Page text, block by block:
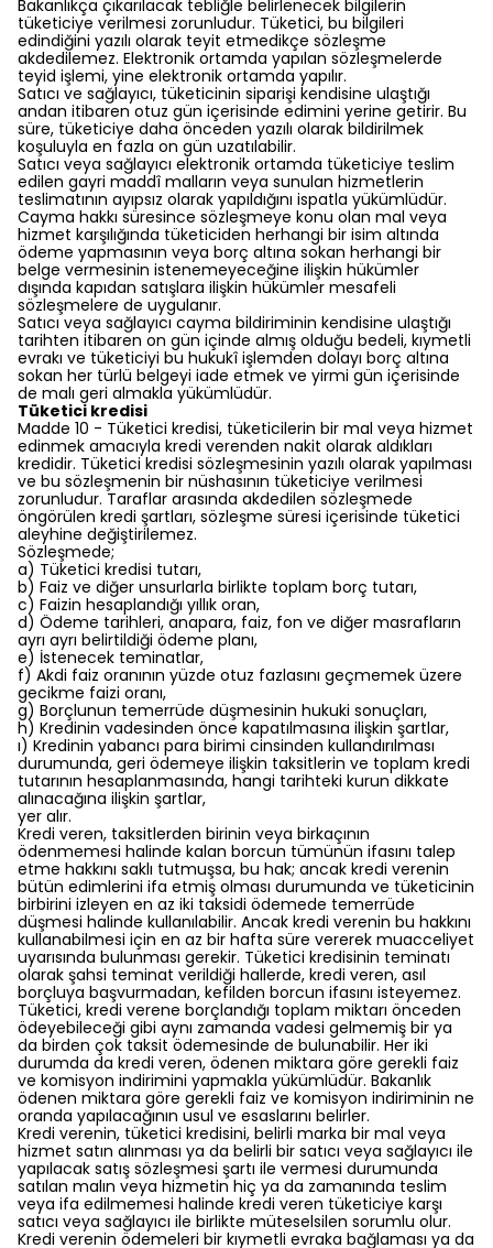
Bakanlıkça çıkarılacak tebliğle belirlenecek bilgilerin
tüketiciye verilmesi zorunludur. Tüketici, bu bilgileri
edindiğini yazılı olarak teyit etmedikçe sözleşme
akdedilemez. Elektronik ortamda yapılan sözleşmelerde
teyid işlemi, yine elektronik ortamda yapılır.
Satıcı ve sağlayıcı, tüketicinin siparişi kendisine ulaştığı
andan itibaren otuz gün içerisinde edimini yerine getirir. Bu
süre, tüketiciye daha önceden yazılı olarak bildirilmek
koşuluyla en fazla on gün uzatılabilir.
Satıcı veya sağlayıcı elektronik ortamda tüketiciye teslim
edilen gayri maddî malların veya sunulan hizmetlerin
teslimatının ayıpsız olarak yapıldığını ispatla yükümlüdür.
Cayma hakkı süresince sözleşmeye konu olan mal veya
hizmet karşılığında tüketiciden herhangi bir isim altında
ödeme yapmasının veya borç altına sokan herhangi bir
belge vermesinin istenemeyeceğine ilişkin hükümler
dışında kapıdan satışlara ilişkin hükümler mesafeli
sözleşmelere de uygulanır.
Satıcı veya sağlayıcı cayma bildiriminin kendisine ulaştığı
tarihten itibaren on gün içinde almış olduğu bedeli, kıymetli
evrakı ve tüketiciyi bu hukukî işlemden dolayı borç altına
sokan her türlü belgeyi iade etmek ve yirmi gün içerisinde
de malı geri almakla yükümlüdür.
Tüketici kredisi
Madde 10 - Tüketici kredisi, tüketicilerin bir mal veya hizmet
edinmek amacıyla kredi verenden nakit olarak aldıkları
kredidir. Tüketici kredisi sözleşmesinin yazılı olarak yapılması
ve bu sözleşmenin bir nüshasının tüketiciye verilmesi
zorunludur. Taraflar arasında akdedilen sözleşmede
öngörülen kredi şartları, sözleşme süresi içerisinde tüketici
aleyhine değiştirilemez.
Sözleşmede;
a) Tüketici kredisi tutarı,
b) Faiz ve diğer unsurlarla birlikte toplam borç tutarı,
c) Faizin hesaplandığı yıllık oran,
d) Ödeme tarihleri, anapara, faiz, fon ve diğer masrafların
ayrı ayrı belirtildiği ödeme planı,
e) İstenecek teminatlar,
f) Akdi faiz oranının yüzde otuz fazlasını geçmemek üzere
gecikme faizi oranı,
g) Borçlunun temerrüde düşmesinin hukuki sonuçları,
h) Kredinin vadesinden önce kapatılmasına ilişkin şartlar,
ı) Kredinin yabancı para birimi cinsinden kullandırılması
durumunda, geri ödemeye ilişkin taksitlerin ve toplam kredi
tutarının hesaplanmasında, hangi tarihteki kurun dikkate
alınacağına ilişkin şartlar,
yer alır.
Kredi veren, taksitlerden birinin veya birkaçının
ödenmemesi halinde kalan borcun tümünün ifasını talep
etme hakkını saklı tutmuşsa, bu hak; ancak kredi verenin
bütün edimlerini ifa etmiş olması durumunda ve tüketicinin
birbirini izleyen en az iki taksidi ödemede temerrüde
düşmesi halinde kullanılabilir. Ancak kredi verenin bu hakkını
kullanabilmesi için en az bir hafta süre vererek muacceliyet
uyarısında bulunması gerekir. Tüketici kredisinin teminatı
olarak şahsi teminat verildiği hallerde, kredi veren, asıl
borçluya başvurmadan, kefilden borcun ifasını isteyemez.
Tüketici, kredi verene borçlandığı toplam miktarı önceden
ödeyebileceği gibi aynı zamanda vadesi gelmemiş bir ya
da birden çok taksit ödemesinde de bulunabilir. Her iki
durumda da kredi veren, ödenen miktara göre gerekli faiz
ve komisyon indirimini yapmakla yükümlüdür. Bakanlık
ödenen miktara göre gerekli faiz ve komisyon indiriminin ne
oranda yapılacağının usul ve esaslarını belirler.
Kredi verenin, tüketici kredisini, belirli marka bir mal veya
hizmet satın alınması ya da belirli bir satıcı veya sağlayıcı ile
yapılacak satış sözleşmesi şartı ile vermesi durumunda
satılan malın veya hizmetin hiç ya da zamanında teslim
veya ifa edilmemesi halinde kredi veren tüketiciye karşı
satıcı veya sağlayıcı ile birlikte müteselsilen sorumlu olur.
Kredi verenin ödemeleri bir kıymetli evraka bağlaması ya da